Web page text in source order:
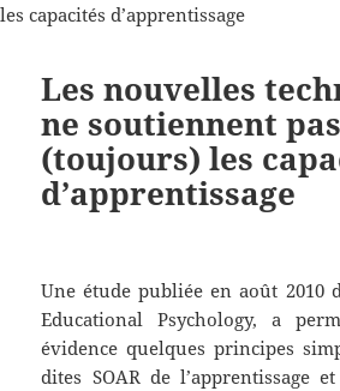
Les nouvelles
ne soutiennent pas
(toujours) les
d’apprentissage
Une étude publiée en août 2010
Educational Psychology, a
évidence quelques principes
dites SOAR de l’apprentissage